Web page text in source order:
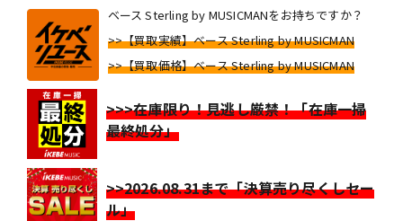
ベース Sterling by MUSICMANをお持ちですか？
>>【買取実績】ベース Sterling by MUSICMAN
>>【買取価格】ベース Sterling by MUSICMAN
>>>在庫限り！見逃し厳禁！「在庫一掃
最終処分」
>>2026.08.31まで「決算売り尽くしセー
ル」